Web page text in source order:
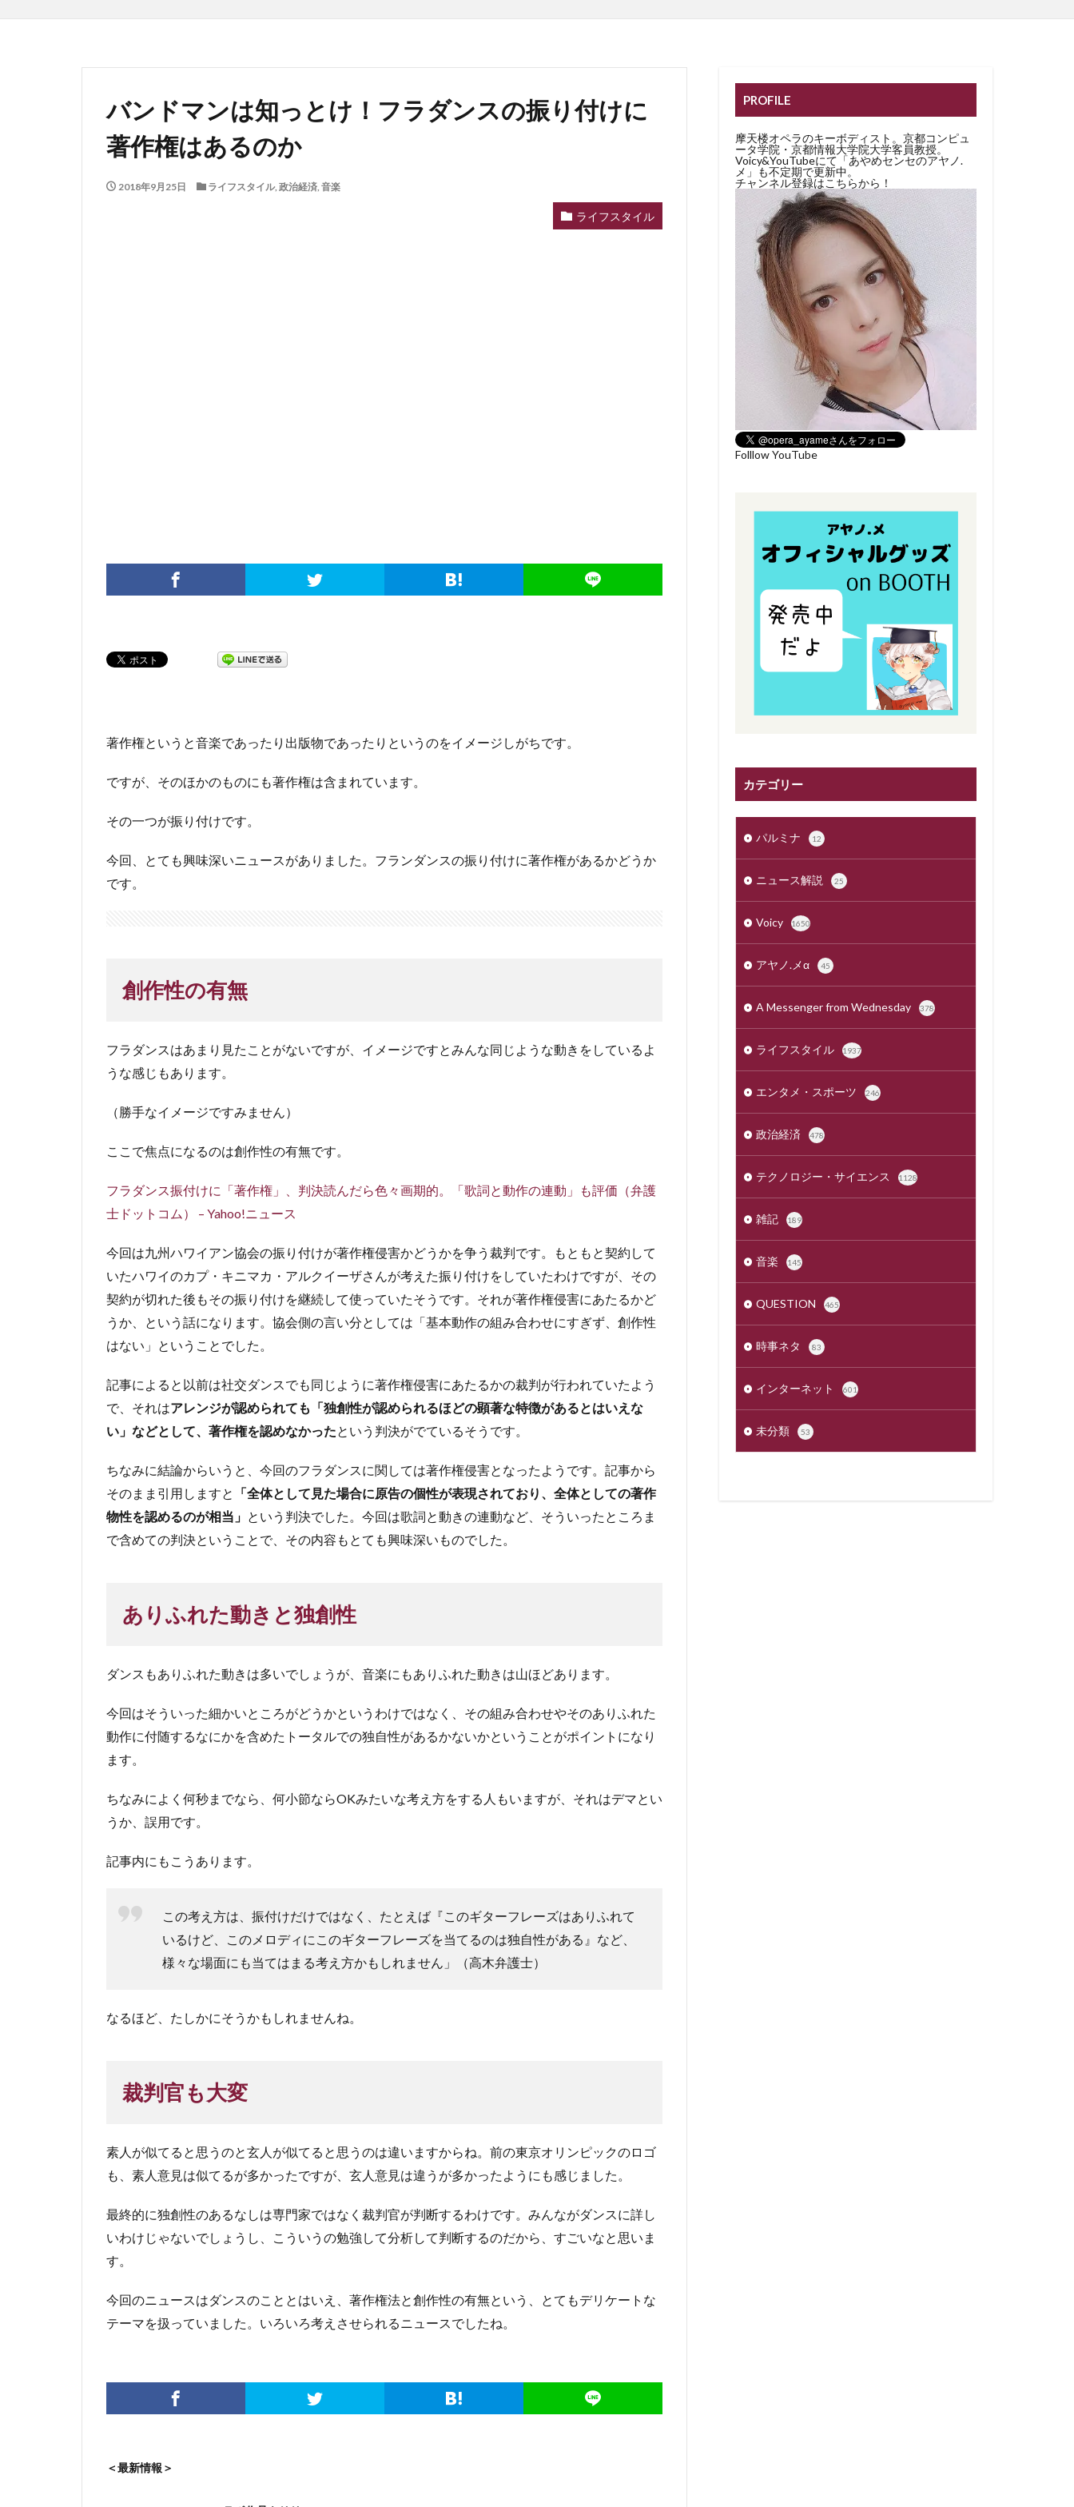
バンドマンは知っとけ！フラダンスの振り付けに
著作権はあるのか
2018年9月25日 ライフスタイル, 政治経済, 音楽
ライフスタイル
著作権というと音楽であったり出版物であったりというのをイメージしがちです。
ですが、そのほかのものにも著作権は含まれています。
その一つが振り付けです。
今回、とても興味深いニュースがありました。フランダンスの振り付けに著作権があるかどうか
です。
創作性の有無
フラダンスはあまり見たことがないですが、イメージですとみんな同じような動きをしているよ
うな感じもあります。
（勝手なイメージですみません）
ここで焦点になるのは創作性の有無です。
フラダンス振付けに「著作権」、判決読んだら色々画期的。「歌詞と動作の連動」も評価（弁護
士ドットコム） – Yahoo!ニュース
今回は九州ハワイアン協会の振り付けが著作権侵害かどうかを争う裁判です。もともと契約して
いたハワイのカプ・キニマカ・アルクイーザさんが考えた振り付けをしていたわけですが、その
契約が切れた後もその振り付けを継続して使っていたそうです。それが著作権侵害にあたるかど
うか、という話になります。協会側の言い分としては「基本動作の組み合わせにすぎず、創作性
はない」ということでした。
記事によると以前は社交ダンスでも同じように著作権侵害にあたるかの裁判が行われていたよう
で、それはアレンジが認められても「独創性が認められるほどの顕著な特徴があるとはいえな
い」などとして、著作権を認めなかった という判決がでているそうです。
ちなみに結論からいうと、今回のフラダンスに関しては著作権侵害となったようです。記事から
そのまま引用しますと
「全体として見た場合に原告の個性が表現されており、全体としての著作
物性を認めるのが相当」 という判決でした。今回は歌詞と動きの連動など、そういったところま
で含めての判決ということで、その内容もとても興味深いものでした。
ありふれた動きと独創性
ダンスもありふれた動きは多いでしょうが、音楽にもありふれた動きは山ほどあります。
今回はそういった細かいところがどうかというわけではなく、その組み合わせやそのありふれた
動作に付随するなにかを含めたトータルでの独自性があるかないかということがポイントになり
ます。
ちなみによく何秒までなら、何小節ならOKみたいな考え方をする人もいますが、それはデマとい
うか、誤用です。
記事内にもこうあります。
この考え方は、振付けだけではなく、たとえば『このギターフレーズはありふれて
いるけど、このメロディにこのギターフレーズを当てるのは独自性がある』など、
様々な場面にも当てはまる考え方かもしれません」（高木弁護士）
なるほど、たしかにそうかもしれませんね。
裁判官も大変
素人が似てると思うのと玄人が似てると思うのは違いますからね。前の東京オリンピックのロゴ
も、素人意見は似てるが多かったですが、玄人意見は違うが多かったようにも感じました。
最終的に独創性のあるなしは専門家ではなく裁判官が判断するわけです。みんながダンスに詳し
いわけじゃないでしょうし、こういうの勉強して分析して判断するのだから、すごいなと思いま
す。
今回のニュースはダンスのこととはいえ、著作権法と創作性の有無という、とてもデリケートな
テーマを扱っていました。いろいろ考えさせられるニュースでしたね。
＜最新情報＞
PROFILE
摩天楼オペラのキーボディスト。京都コンピュ
ータ学院・京都情報大学院大学客員教授。
Voicy&YouTubeにて「あやめセンセのアヤノ.
メ」も不定期で更新中。
チャンネル登録はこちらから！
Folllow YouTube
カテゴリー
パルミナ 12
ニュース解説 25
Voicy 1650
アヤノ.メα 45
A Messenger from Wednesday 378
ライフスタイル 1937
エンタメ・スポーツ 246
政治経済 478
テクノロジー・サイエンス 1128
雑記 189
音楽 145
QUESTION 465
時事ネタ 83
インターネット 601
未分類 53